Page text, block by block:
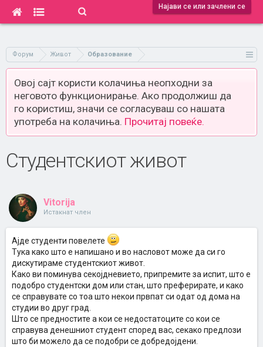
Најави се или зачлени се
Форум Живот Образование
Овој сајт користи колачиња неопходни за
неговото функционирање. Ако продолжиш да
го користиш, значи се согласуваш со нашата
употреба на колачиња. Прочитај повеќе.
Студентскиот живот
Vitorija
Истакнат член
Ајде студенти повелете
Тука како што е напишано и во насловот може да си го
дискутираме студентскиот живот.
Како ви поминува секојдневието, припремите за испит, што е
подобро студентски дом или стан, што преферирате, и како
се справувате со тоа што некои првпат си одат од дома на
студии во друг град.
Што се предностите а кои се недостатоците со кои се
справува денешниот студент според вас, секако предлози
што би можело да се подобри се добредојдени.